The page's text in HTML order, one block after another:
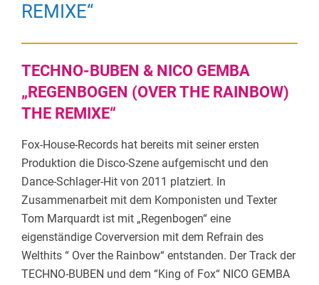
REMIXE“
TECHNO-BUBEN & NICO GEMBA
„REGENBOGEN (OVER THE RAINBOW)
THE REMIXE“
Fox-House-Records hat bereits mit seiner ersten
Produktion die Disco-Szene aufgemischt und den
Dance-Schlager-Hit von 2011 platziert. In
Zusammenarbeit mit dem Komponisten und Texter
Tom Marquardt ist mit „Regenbogen“ eine
eigenständige Coverversion mit dem Refrain des
Welthits “ Over the Rainbow“ entstanden. Der Track der
TECHNO-BUBEN und dem “King of Fox“ NICO GEMBA